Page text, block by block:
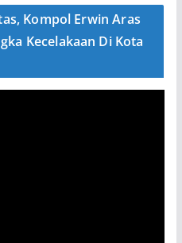
Kompol Erwin Aras
Kecelakaan Di Kota